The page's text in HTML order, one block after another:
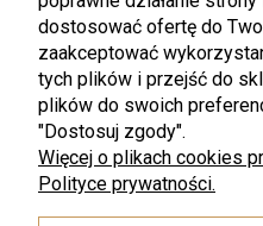
18,2 cm 1szt
51,00 zł
dostosować ofertę do
zaakceptować
tych plików i przejść do
plików do swoich
"Dostosuj zgody".
Więcej o plikach cookies
Polityce prywatności.